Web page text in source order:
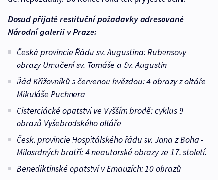
Dosud přijaté restituční požadavky adresované
Národní galerii v Praze:
Česká provincie Řádu sv. Augustina:Rubensovy
obrazy Umučení sv. Tomáše a Sv. Augustin
Řád Křižovníků s červenou hvězdou:4 obrazy z oltáře
Mikuláše Puchnera
Cisterciácké opatství ve Vyšším brodě:cyklus 9
obrazů Vyšebrodského oltáře
Česk. provincie Hospitálského řádu sv. Jana z Boha -
Milosrdných bratří:4 neautorské obrazy ze 17. století.
Benediktinské opatství v Emauzích:10 obrazů